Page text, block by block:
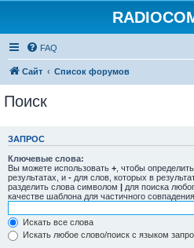
FAQ
Сайт Список форумов
Поиск
ЗАПРОС
Ключевые слова:
Вы можете использовать + , чтобы
результатах, и - для слов, которых в
разделить слова символом | для поиска
качестве шаблона для частичного совпадения.
Искать все слова
Искать любое слово/поиск с языком